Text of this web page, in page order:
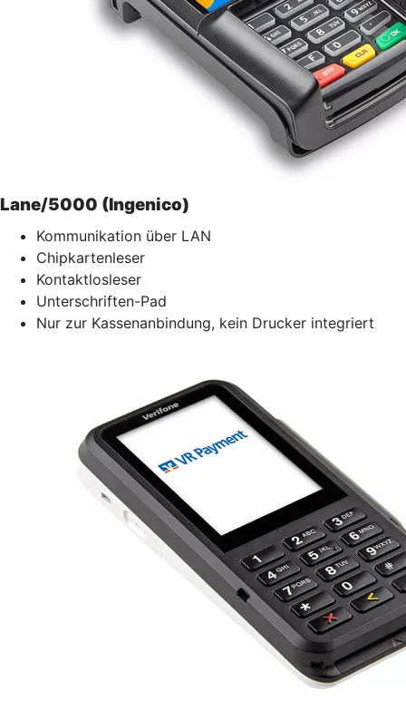
Lane/5000 (Ingenico)
Kommunikation über LAN
Chipkartenleser
Kontaktlosleser
Unterschriften-Pad
Nur zur Kassenanbindung, kein Drucker integriert